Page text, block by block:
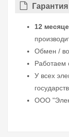
Гарантия
12
Обмен /
Работаем
У всех
ООО